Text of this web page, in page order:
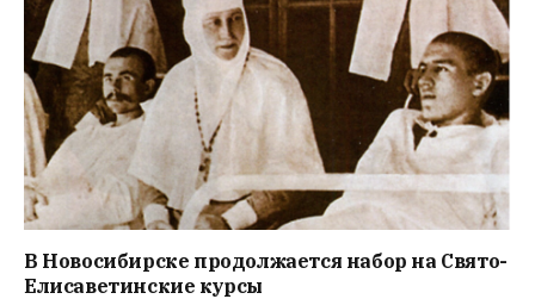
В Новосибирске продолжается набор на Свято-
Елисаветинские курсы